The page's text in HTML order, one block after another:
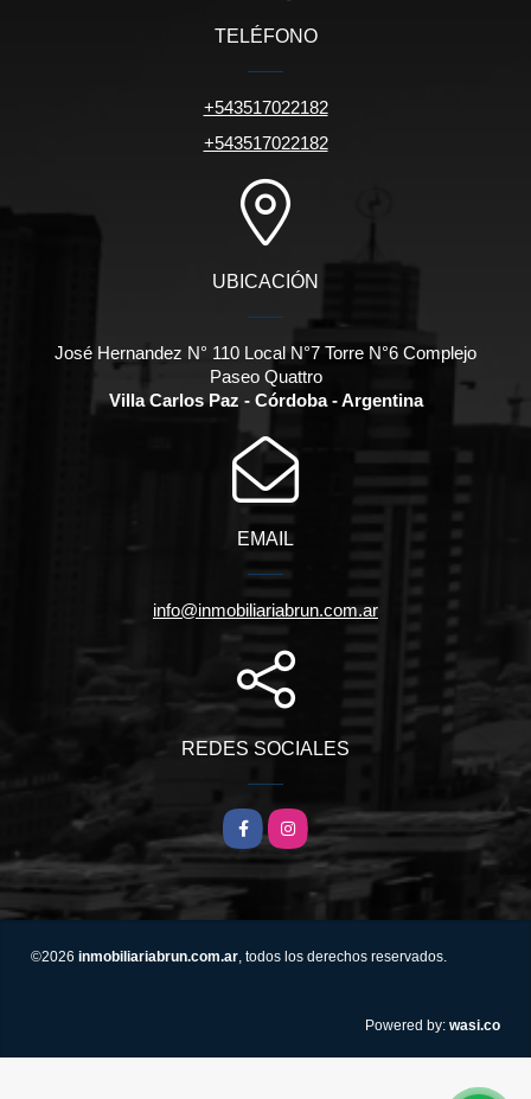
TELÉFONO
+543517022182
+543517022182
UBICACIÓN
José Hernandez N° 110 Local N°7 Torre N°6 Complejo
Paseo Quattro
Villa Carlos Paz - Córdoba - Argentina
EMAIL
info@inmobiliariabrun.com.ar
REDES SOCIALES
FacebookInstagram
©2026 inmobiliariabrun.com.ar, todos los derechos reservados.
Powered by: wasi.co